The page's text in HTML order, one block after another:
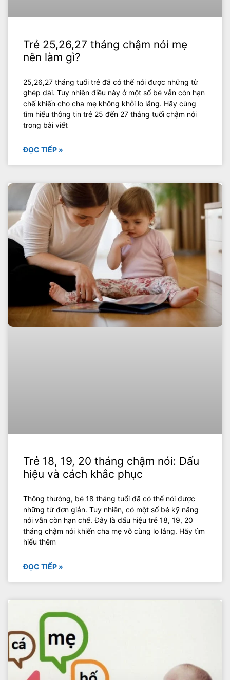
Trẻ 25,26,27 tháng chậm nói mẹ
nên làm gì?
25,26,27 tháng tuổi trẻ đã có thể nói được những từ
ghép dài. Tuy nhiên điều này ở một số bé vẫn còn hạn
chế khiến cho cha mẹ không khỏi lo lắng. Hãy cùng
tìm hiểu thông tin trẻ 25 đến 27 tháng tuổi chậm nói
trong bài viết
ĐỌC TIẾP »
Trẻ 18, 19, 20 tháng chậm nói: Dấu
hiệu và cách khắc phục
Thông thường, bé 18 tháng tuổi đã có thể nói được
những từ đơn giản. Tuy nhiên, có một số bé kỹ năng
nói vẫn còn hạn chế. Đây là dấu hiệu trẻ 18, 19, 20
tháng chậm nói khiến cha mẹ vô cùng lo lắng. Hãy tìm
hiểu thêm
ĐỌC TIẾP »